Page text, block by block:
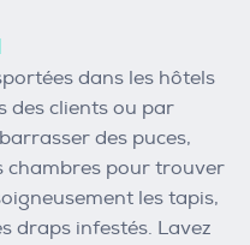
dans les hôtels
des clients ou par
des puces,
chambres pour trouver
les tapis,
draps infestés. Lavez